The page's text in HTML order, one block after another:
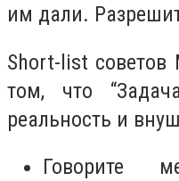
им дали.
Short-list советов
том, что “
реальность и
Говорите